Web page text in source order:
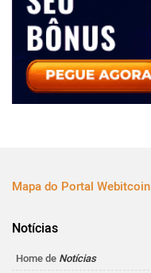
Mapa do Portal Webitcoin
Notícias
Home de Notícias